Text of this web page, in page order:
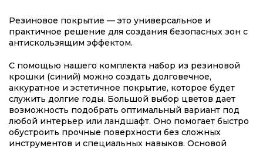
Резиновое покрытие — это универсальное и
практичное решение для создания безопасных зон с
антискользящим эффектом.
С помощью нашего комплекта набор из резиновой
крошки (синий) можно создать долговечное,
аккуратное и эстетичное покрытие, которое будет
служить долгие годы. Большой выбор цветов дает
возможность подобрать оптимальный вариант под
любой интерьер или ландшафт. Оно помогает быстро
обустроить прочные поверхности без сложных
инструментов и специальных навыков. Основой